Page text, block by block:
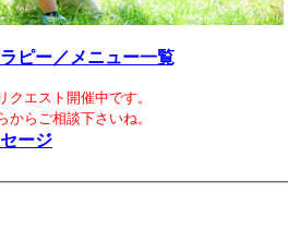
ピー／メニュー一覧
エスト開催中です。
からご相談下さいね。
ージ